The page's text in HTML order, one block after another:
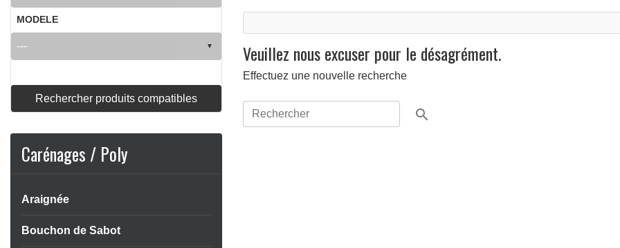
MODELE
Rechercher produits compatibles
Carénages / Poly
Araignée
Bouchon de Sabot
Veuillez nous excuser pour le désagrément.
Effectuez une nouvelle recherche
